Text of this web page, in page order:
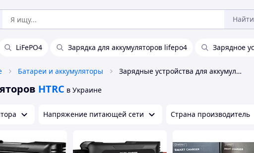
Найти
LiFePO4 Зарядка для аккумуляторов lifepo4 Зарядное
Батареи и аккумуляторы Зарядные устройства для аккумуляторов HTRC
HTRC в Украине
Напряжение питающей сети Страна производитель